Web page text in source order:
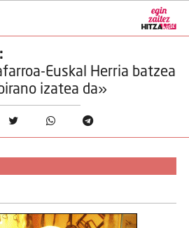
Euskal Herria batzea
izatea da»